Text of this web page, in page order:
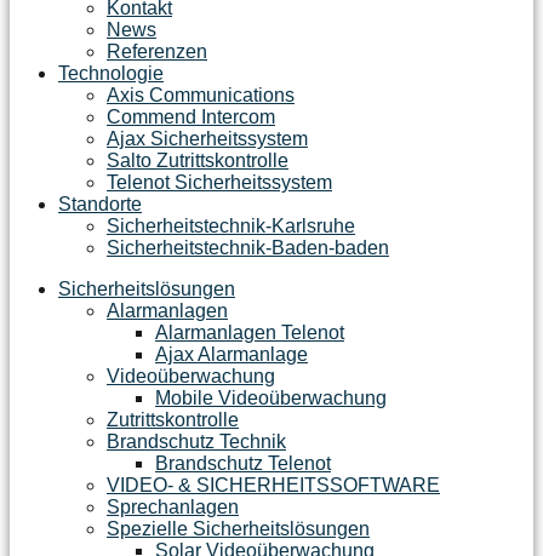
Kontakt
News
Referenzen
Technologie
Axis Communications
Commend Intercom
Ajax Sicherheitssystem​
Salto Zutrittskontrolle
Telenot Sicherheitssystem
Standorte
Sicherheitstechnik-Karlsruhe
Sicherheitstechnik-Baden-baden
Sicherheitslösungen
Alarmanlagen
Alarmanlagen Telenot
Ajax Alarmanlage
Videoüberwachung
Mobile Videoüberwachung
Zutrittskontrolle
Brandschutz Technik
Brandschutz Telenot
VIDEO- & SICHERHEITSSOFTWARE
Sprechanlagen
Spezielle Sicherheitslösungen
Solar Videoüberwachung